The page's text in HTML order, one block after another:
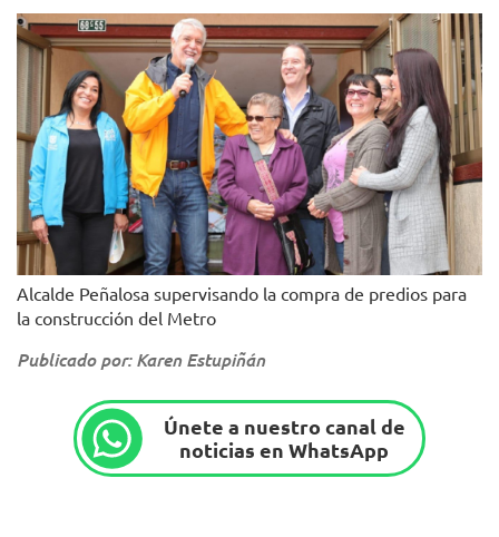
Alcalde Peñalosa supervisando la compra de predios para
la construcción del Metro
Publicado por: Karen Estupiñán
Únete a nuestro canal de
noticias en WhatsApp